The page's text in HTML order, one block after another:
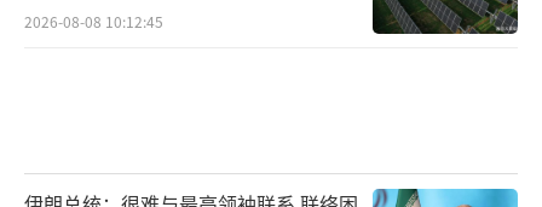
2026-08-08 10:12:45